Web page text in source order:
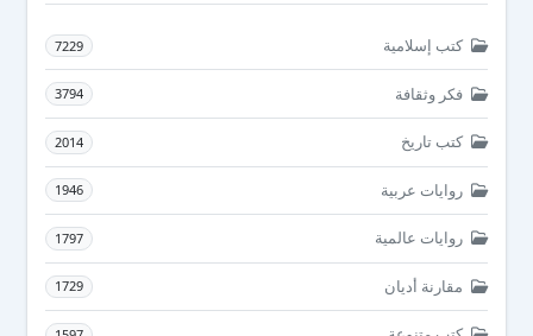
كتب إسلامية 7229
فكر وثقافة 3794
كتب تاريخ 2014
روايات عربية 1946
روايات عالمية 1797
مقارنة أديان 1729